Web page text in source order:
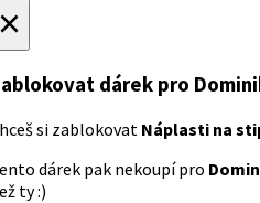
dárek pro
si zablokovat Náplasti na
dárek pak nekoupí pro
ty :)